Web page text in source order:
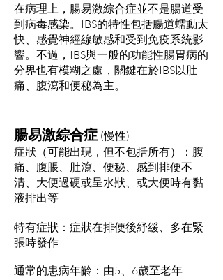
在病理上，腸易激綜合症並不是腸道受
到病毒感染。IBS的特性包括腸道蠕動太
快、感覺神經線敏感和受到免疫系統影
響。不過，IBS與一般的功能性腸胃病的
分界也有模糊之處，關鍵在於IBS以肚
痛、腹瀉和便秘為主。
腸易激綜合症 (慢性)
症狀 （可能出現，但不包括所有）： 腹
痛、腹脹、肚瀉、便秘、感到排便不
清、大便過硬或呈水狀、或大便時有黏
液排出等
特有症狀：症狀在排便後紓緩、多在緊
張時發作
通常的患病年齡：由5、6歲至老年